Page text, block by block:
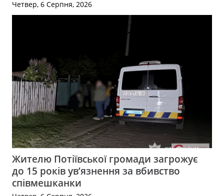
Четвер, 6 Серпня, 2026
Жителю Потіївської громади загрожує
до 15 років ув’язнення за вбивство
співмешканки